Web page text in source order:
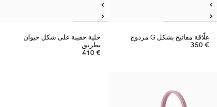
علّاقة مفاتيح بشكل G مزدوج
€ 350
حلية حقيبة على شكل حيوان
بطريق
€ 410